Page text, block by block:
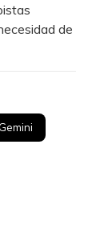
de
Gemini